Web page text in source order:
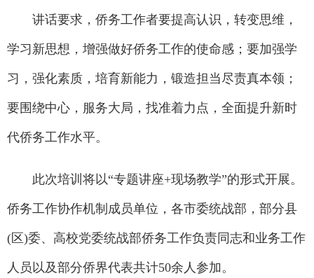
讲话要求，侨务工作者要提高认识，转变思维，
学习新思想，增强做好侨务工作的使命感；要加强学
习，强化素质，培育新能力，锻造担当尽责真本领；
要围绕中心，服务大局，找准着力点，全面提升新时
代侨务工作水平。
此次培训将以“专题讲座+现场教学”的形式开展。
侨务工作协作机制成员单位，各市委统战部，部分县
(区)委、高校党委统战部侨务工作负责同志和业务工作
人员以及部分侨界代表共计50余人参加。